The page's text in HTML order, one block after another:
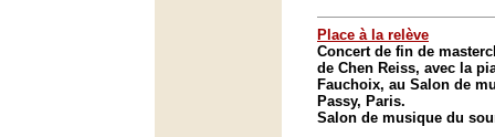
Place à la relève
Concert de fin de
de Chen Reiss, avec la
Fauchoix, au Salon de
Passy, Paris.
Salon de musique du